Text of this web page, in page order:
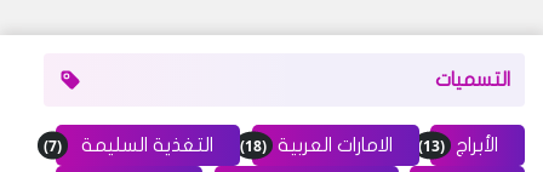
التسميات
الأبراج (13) الامارات العربية (18) التغذية السليمة (7)